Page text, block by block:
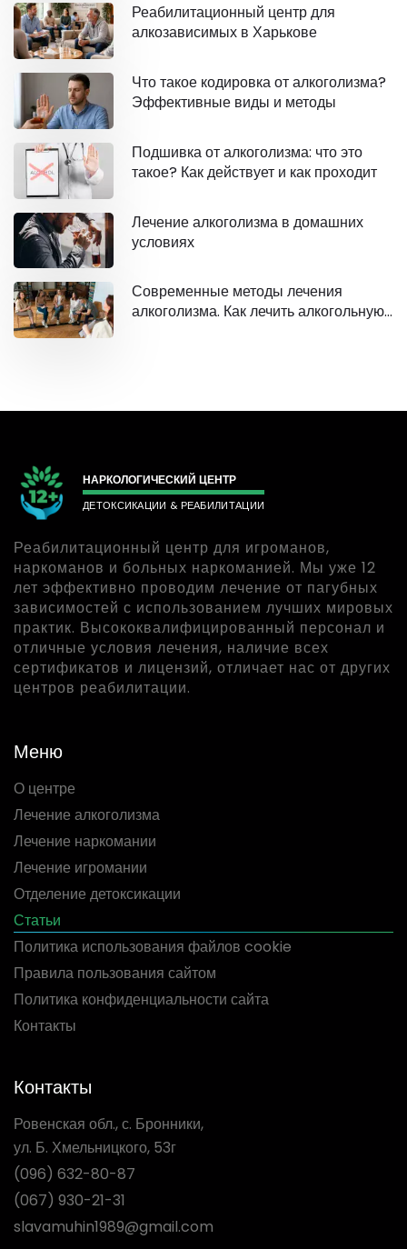
Реабилитационный центр для
алкозависимых в Харькове
Что такое кодировка от алкоголизма?
Эффективные виды и методы
Подшивка от алкоголизма: что это
такое? Как действует и как проходит
Лечение алкоголизма в домашних
условиях
Современные методы лечения
алкоголизма. Как лечить алкогольную
НАРКОЛОГИЧЕСКИЙ ЦЕНТР
ДЕТОКСИКАЦИИ & РЕАБИЛИТАЦИИ
Реабилитационный центр для игроманов,
наркоманов и больных наркоманией. Мы уже 12
лет эффективно проводим лечение от пагубных
зависимостей с использованием лучших мировых
практик. Высококвалифицированный персонал и
отличные условия лечения, наличие всех
сертификатов и лицензий, отличает нас от других
центров реабилитации.
Меню
О центре
Лечение алкоголизма
Лечение наркомании
Лечение игромании
Отделение детоксикации
Статьи
Политика использования файлов cookie
Правила пользования сайтом
Политика конфиденциальности сайта
Контакты
Контакты
Ровенская обл., с. Бронники,
ул. Б. Хмельницкого, 53г
(096) 632-80-87
(067) 930-21-31
slavamuhin1989@gmail.com